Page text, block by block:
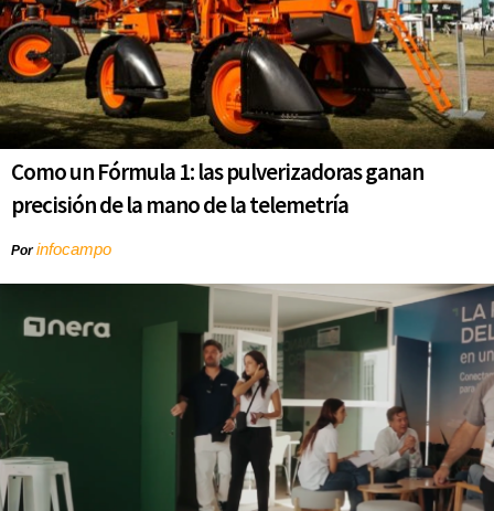
Como un Fórmula 1: las pulverizadoras ganan
precisión de la mano de la telemetría
Porinfocampo